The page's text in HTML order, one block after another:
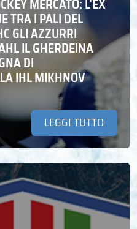
MERCATO: L’EX
TRA I PALI DEL
GLI AZZURRI
IL GHERDEINA
DI
IHL MIKHNOV
LEGGI TUTTO